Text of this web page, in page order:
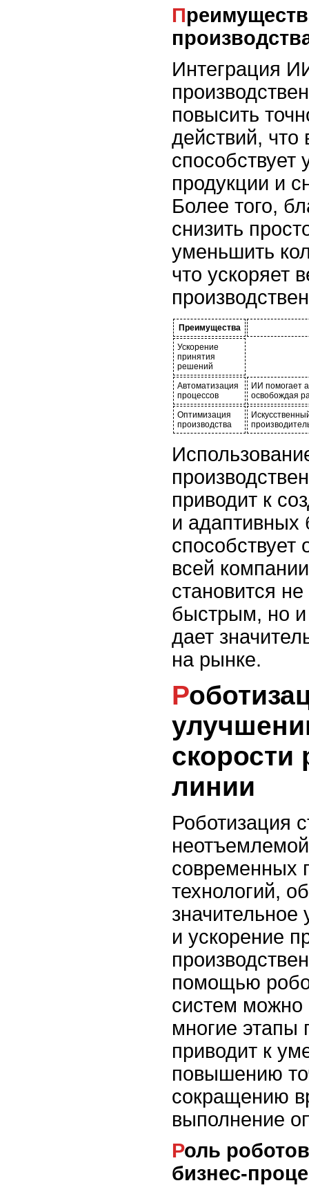
Преимущества для
Интеграция
повысить
действий, что
способствует
продукции и
Более того,
снизить
уменьшить
что ускоряет
Преимущества
Ускорение
принятия
решений
Автоматизация
процессов
ИИ помогает
освобождая
Оптимизация
производства
приводит к
и адаптивных
способствует
всей
становится
быстрым, но
дает
на рынке.
Роботизация и её роль в
скорости
линии
Роботизация
современных
технологий,
значительное
и ускорение
помощью
систем можно
многие этапы
приводит к
повышению
сокращению
выполнение
Роль роботов в оптимизации
бизнес-